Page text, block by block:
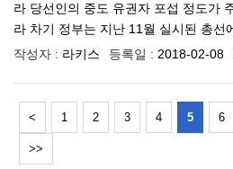
라 당선인의 중도 유권자 포섭 정도가
라 차기 정부는 지난 11월 실시된 총선
작성자 : 라키스 등록일 : 2018-02-08
< 1 2 3 4 5 6
>>